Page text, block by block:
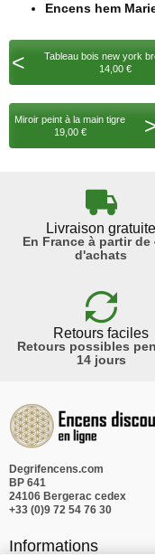
Encens hem
<
Tableau bois new york
14,00 €
Miroir peint à la main tigre
19,00 €
Livraison gratuite
En France à partir de
d'achats
Retours faciles
Retours possibles
14 jours
Degrifencens.com
BP 641
24106 Bergerac cedex
+33 (0)9 72 54 76 30
Informations